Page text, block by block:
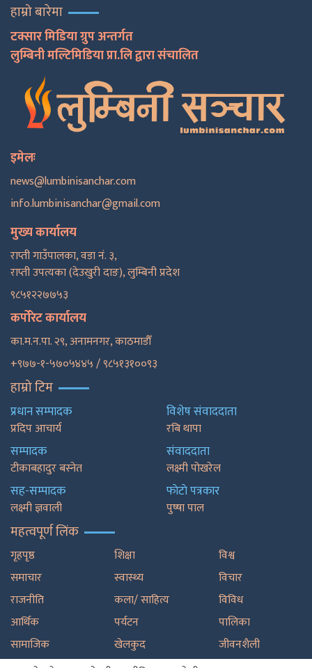
हाम्रो बारेमा
टक्सार मिडिया ग्रुप अन्तर्गत
लुम्बिनी मल्टिमिडिया प्रा.लि द्वारा संचालित
इमेलः
news@lumbinisanchar.com
info.lumbinisanchar@gmail.com
मुख्य कार्यालय
राप्ती गाउँपालका, वडा नं. ३,
राप्ती उपत्यका (देउखुरी दाङ), लुम्बिनी प्रदेश
९८५१२२७७५३
कर्पोरेट कार्यालय
का.म.न.पा. २९, अनामनगर, काठमाडाैँ
+९७७-१-५७०५४४५ / ९८५१३१००९३
हाम्रो टिम
प्रधान सम्पादक
प्रदिप आचार्य
सम्पादक
टीकाबहादुर बस्नेत
सह-सम्पादक
लक्ष्मी ज्ञवाली
विशेष संवाददाता
रबि थापा
संवाददाता
लक्ष्मी पोखरेल
फाेटाे पत्रकार
पुष्षा पाल
महत्वपूर्ण लिंक
गृहपृष्ठ
समाचार
राजनीति
आर्थिक
सामाजिक
शिक्षा
स्वास्थ्य
कला/ साहित्य
पर्यटन
खेलकुद
विश्व
विचार
विविध
पालिका
जीवनशैली